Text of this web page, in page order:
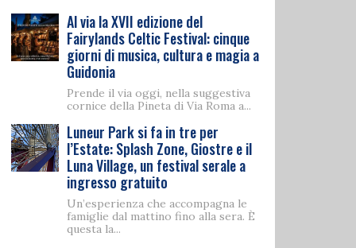
Al via la XVII edizione del
Fairylands Celtic Festival: cinque
giorni di musica, cultura e magia a
Guidonia
Prende il via oggi, nella suggestiva
cornice della Pineta di Via Roma a...
Luneur Park si fa in tre per
l’Estate: Splash Zone, Giostre e il
Luna Village, un festival serale a
ingresso gratuito
Un’esperienza che accompagna le
famiglie dal mattino fino alla sera. È
questa la...